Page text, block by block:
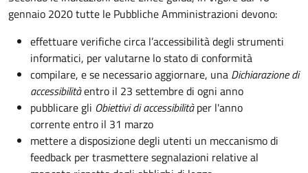
gennaio 2020 tutte le Pubbliche Amministrazioni devono:
effettuare verifiche circa l’accessibilità degli strumenti
informatici, per valutarne lo stato di conformità
compilare, e se necessario aggiornare, una Dichiarazione di
accessibilitàentro il 23 settembre di ogni anno
pubblicare gli Obiettivi di accessibilitàper l'anno
corrente entro il 31 marzo
mettere a disposizione degli utenti un meccanismo di
feedback per trasmettere segnalazioni relative al